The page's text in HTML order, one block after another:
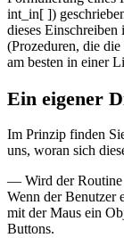
int_in[ ])
dieses
(Prozeduren, die
am besten in einer
Ein eigener
Im Prinzip finden
uns, woran sich
— Wird der Routine
Wenn der Benutzer
mit der Maus ein
Buttons.